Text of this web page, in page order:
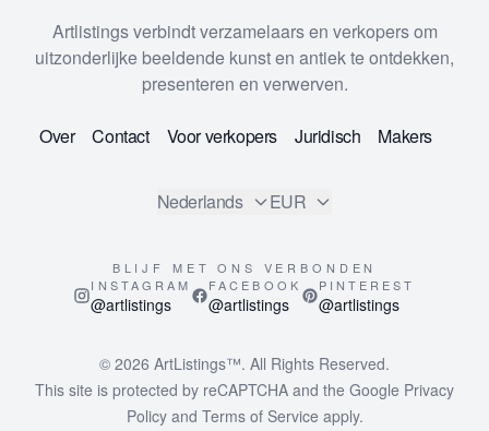
Artlistings verbindt verzamelaars en verkopers om
uitzonderlijke beeldende kunst en antiek te ontdekken,
presenteren en verwerven.
Over Contact Voor verkopers Juridisch Makers
Nederlands EUR
BLIJF MET ONS VERBONDEN
INSTAGRAM
@artlistings
FACEBOOK
@artlistings
PINTEREST
@artlistings
© 2026 ArtListings™. All Rights Reserved.
This site is protected by reCAPTCHA and the Google Privacy
Policyand Terms of Service apply.